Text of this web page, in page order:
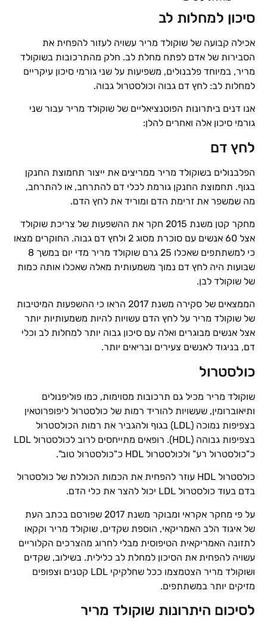
סיכון למחלות לב
אכילה קבועה של שוקולד מריר עשויה לעזור להפחית את
הסבירות של אדם לפתח מחלת לב. חלק מהתרכובות בשוקולד
מריר, במיוחד פלבנולים, משפיעות על שני גורמי סיכון עיקריים
למחלות לב: לחץ דם גבוה וכולסטרול גבוה.
אנו דנים ביתרונות הפוטנציאליים של שוקולד מריר עבור שני
גורמי סיכון אלה ואחרים להלן:
לחץ דם
הפלבנולים בשוקולד מריר ממריצים את ייצור תחמוצת החנקן
בגוף. תחמוצת החנקן גורמת לכלי דם להתרחב, או להתרחב,
מה שמשפר את זרימת הדם ומוריד את לחץ הדם.
מחקר קטן משנת 2015 חקר את ההשפעות של צריכת שוקולד
אצל 60 אנשים עם סוכרת מסוג 2 ולחץ דם גבוה. החוקרים מצאו
כי למשתתפים שאכלו 25 גרם שוקולד מריר מדי יום במשך 8
שבועות היה לחץ דם נמוך משמעותית מאלה שאכלו אותה כמות
של שוקולד לבן.
הממצאים של סקירה משנת 2017 הראו כי ההשפעות המיטיבות
של שוקולד מריר על לחץ הדם עשויות להיות משמעותיות יותר
אצל אנשים מבוגרים ואלה עם סיכון גבוה יותר למחלות לב וכלי
דם, בניגוד לאנשים צעירים ובריאים יותר.
כולסטרול
שוקולד מריר מכיל גם תרכובות מסוימות, כמו פוליפנולים
ותיאוברומין, שעשויות להוריד רמות של כולסטרול ליפופרוטאין
בצפיפות נמוכה (LDL) בגוף ולהגביר את רמות הכולסטרול
בצפיפות גבוהה (HDL). רופאים מתייחסים לרוב לכולסטרול LDL
כ"כולסטרול רע" ולכולסטרול HDL כ"כולסטרול טוב".
כולסטרול HDL עוזר להפחית את הכמות הכוללת של כולסטרול
בדם בעוד כולסטרול LDL יכול להצר את כלי הדם.
על פי מחקר אקראי ומבוקר משנת 2017 שפורסם בכתב העת
של איגוד הלב האמריקאי, הוספת שקדים, שוקולד מריר וקקאו
לתזונה האמריקאית הטיפוסית מבלי לחרוג מהצרכים הקלוריים
עשויה להפחית את הסיכון למחלת לב כלילית. בשילוב, שקדים
ושוקולד מריר הצטמצמו ככל שחלקיקי LDL קטנים וצפופים
מזיקים יותר במשתתפים.
לסיכום היתרונות שוקולד מריר